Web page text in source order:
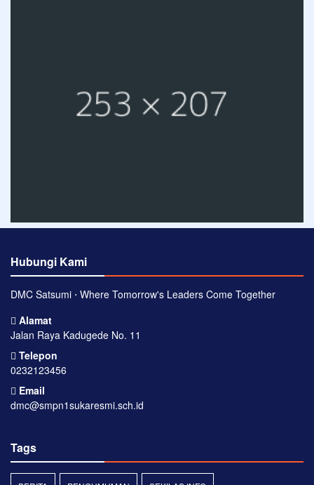
Hubungi Kami
DMC Satsumi ⋅ Where Tomorrow's Leaders Come Together
Alamat
Jalan Raya Kadugede No. 11
Telepon
0232123456
Email
dmc@smpn1sukaresmi.sch.id
Tags